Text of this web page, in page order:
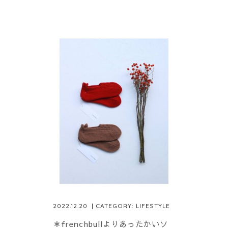
2022.12.20 | CATEGORY: LIFESTYLE
＊frenchbullよりあったかいソ